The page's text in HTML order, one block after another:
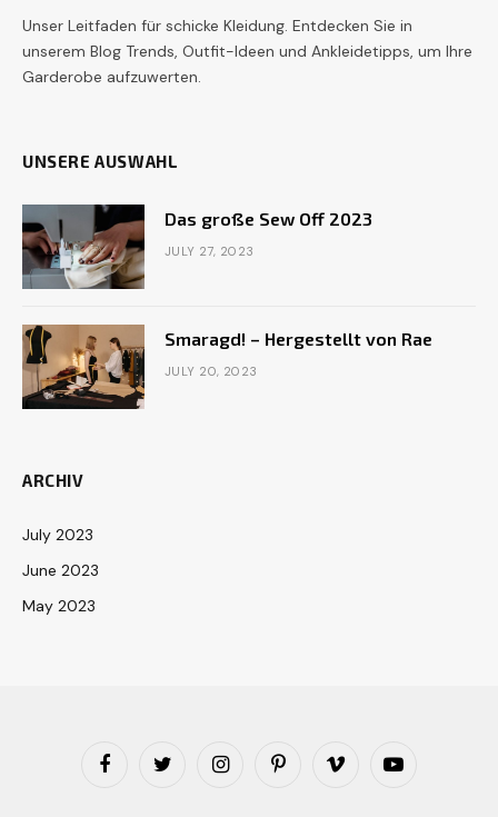
Unser Leitfaden für schicke Kleidung. Entdecken Sie in
unserem Blog Trends, Outfit-Ideen und Ankleidetipps, um Ihre
Garderobe aufzuwerten.
UNSERE AUSWAHL
Das große Sew Off 2023
JULY 27, 2023
Smaragd! – Hergestellt von Rae
JULY 20, 2023
ARCHIV
July 2023
June 2023
May 2023
FacebookTwitter InstagramPinterestVimeo YouTube